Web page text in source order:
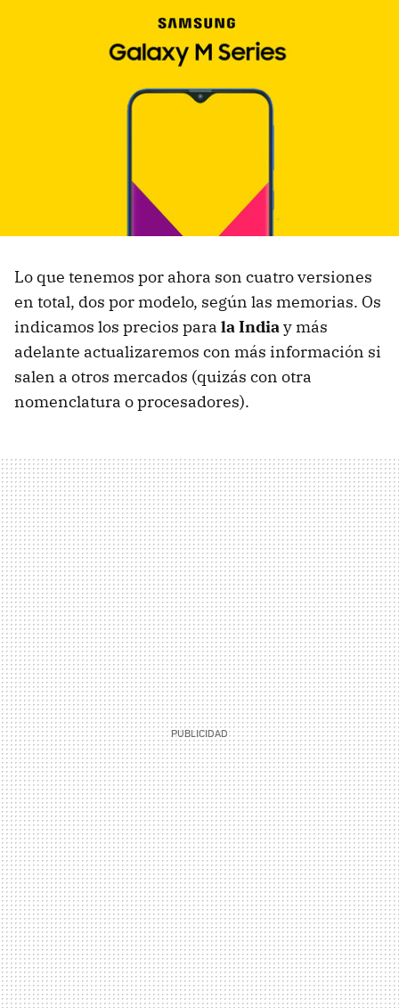
Lo que tenemos por ahora son cuatro versiones
en total, dos por modelo, según las memorias. Os
indicamos los precios para la India y más
adelante actualizaremos con más información si
salen a otros mercados (quizás con otra
nomenclatura o procesadores).